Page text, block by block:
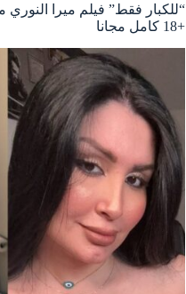
“للكبار فقط” فيلم ميرا النوري
+18 كامل مجانا